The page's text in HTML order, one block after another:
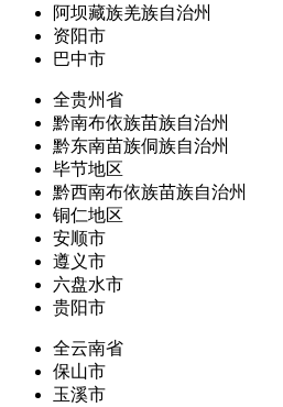
阿坝藏族羌族自治州
资阳市
巴中市
全贵州省
黔南布依族苗族自治州
黔东南苗族侗族自治州
毕节地区
黔西南布依族苗族自治州
铜仁地区
安顺市
遵义市
六盘水市
贵阳市
全云南省
保山市
玉溪市